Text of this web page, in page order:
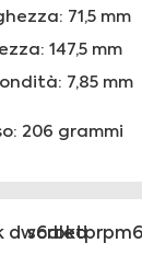
71,5 mm
147,5 mm
7,85 mm
206 grammi